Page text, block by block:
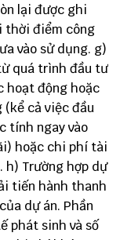
lại được ghi
thời điểm công
vào sử dụng. g)
quá trình đầu tư
hoạt động hoặc
(kể cả việc đầu
tính ngay vào
hoặc chi phí tài
Trường hợp dự
tiến hành thanh
dự án. Phần
phát sinh và số